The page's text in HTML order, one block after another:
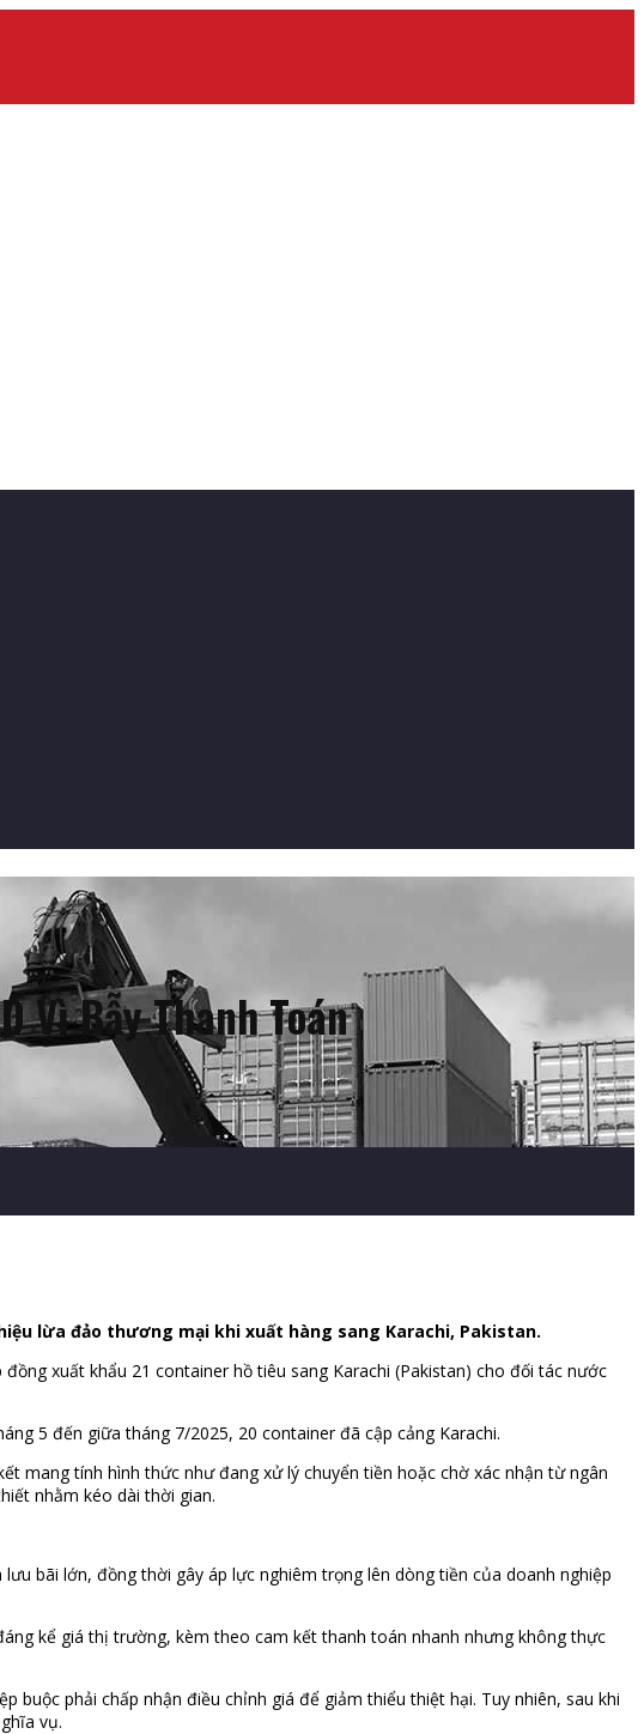
Vì Bẫy Thanh Toán
lừa đảo thương mại khi xuất hàng sang Karachi, Pakistan.
xuất khẩu 21 container hồ tiêu sang Karachi (Pakistan) cho đối tác nước
5 đến giữa tháng 7/2025, 20 container đã cập cảng Karachi.
mang tính hình thức như đang xử lý chuyển tiền hoặc chờ xác nhận từ ngân
nhằm kéo dài thời gian.
bãi lớn, đồng thời gây áp lực nghiêm trọng lên dòng tiền của doanh nghiệp
kể giá thị trường, kèm theo cam kết thanh toán nhanh nhưng không thực
phải chấp nhận điều chỉnh giá để giảm thiểu thiệt hại. Tuy nhiên, sau khi
vụ.